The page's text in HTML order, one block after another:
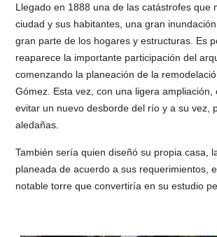
Llegado en 1888 una de las catástrofes que
ciudad y sus habitantes, una gran
gran parte de los hogares y estructuras. Es
reaparece la importante participación del
comenzando la planeación de la
Gómez. Esta vez, con una ligera ampliación,
evitar un nuevo desborde del río y a su vez,
aledañas.
También sería quien diseñó su propia casa,
planeada de acuerdo a sus requerimientos,
notable torre que convertiría en su estudio